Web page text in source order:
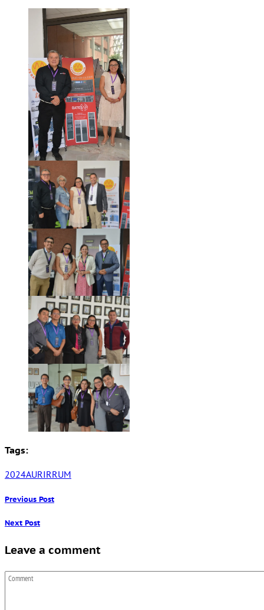
Tags:
2024AURIRRUM
Previous Post
Next Post
Leave a comment